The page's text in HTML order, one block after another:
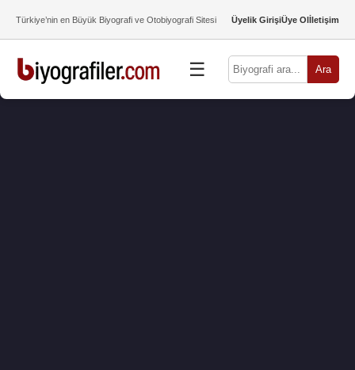
Türkiye’nin en Büyük Biyografi ve Otobiyografi Sitesi Üyelik GirişiÜye Olİletişim
☰ Ara